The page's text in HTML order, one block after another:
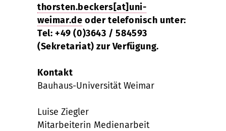
thorsten.beckers[at]uni-
weimar.de oder telefonisch unter:
Tel: +49 (0)3643 / 584593
(Sekretariat) zur Verfügung.
Kontakt
Bauhaus-Universität Weimar
Luise Ziegler
Mitarbeiterin Medienarbeit